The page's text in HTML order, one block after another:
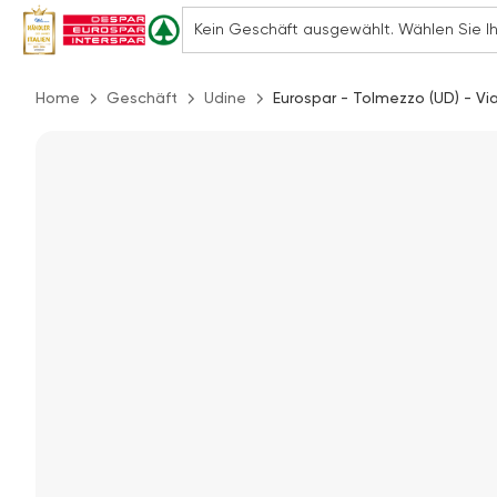
Home Geschäft Udine Eurospar - Tolmezzo (UD) -